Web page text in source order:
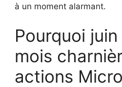
à un moment alarmant.
Pourquoi
mois
actions